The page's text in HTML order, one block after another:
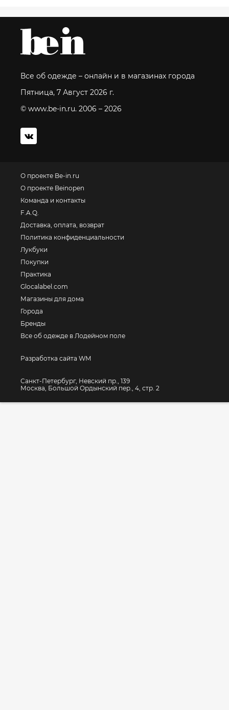
Все об одежде – онлайн и в магазинах города
Пятница, 7 Август 2026 г.
© www.be-in.ru. 2006 – 2026
О проекте Be-in.ru
О проекте Beinopen
Команда и контакты
F.A.Q.
Доставка, оплата, возврат
Политика конфиденциальности
Лукбуки
Покупки
Практика
Glocalabel.com
Магазины для дома
Города
Бренды
Все об одежде в Лодейном поле
Разработка сайта WM
Санкт-Петербург, Невский пр., 139
Москва, Большой Ордынский пер., 4, стр. 2